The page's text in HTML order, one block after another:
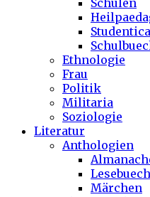
Schulen
Studentica
Ethnologie
Frau
Politik
Militaria
Soziologie
Literatur
Anthologien
Märchen